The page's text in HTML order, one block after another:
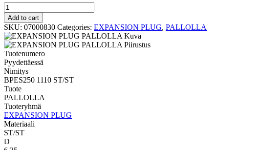
PALLOLLA
BPES250
1110
ST/ST
quantity
Add to cart
SKU: 07000830 Categories: EXPANSION PLUG, PALLOLLA
Tuotenumero
Pyydettäessä
Nimitys
BPES250 1110 ST/ST
Tuote
PALLOLLA
Tuoteryhmä
EXPANSION PLUG
Materiaali
ST/ST
D